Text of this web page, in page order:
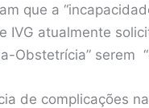
que a
IVG atualmente
Obstetrícia” serem
de complicações